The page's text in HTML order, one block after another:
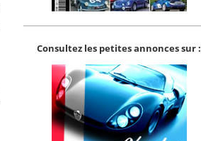
Consultez les petites annonces sur :